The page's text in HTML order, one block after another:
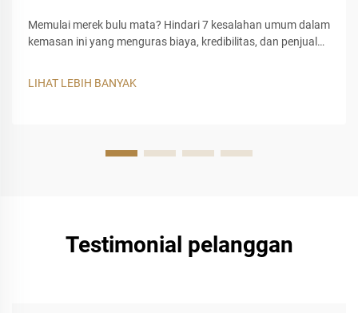
Memulai merek bulu mata? Hindari 7 kesalahan umum dalam
kemasan ini yang menguras biaya, kredibilitas, dan penjualan
LIHAT LEBIH BANYAK
Testimonial pelanggan